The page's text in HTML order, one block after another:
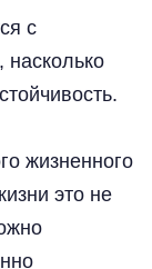
с
жизненного
это не